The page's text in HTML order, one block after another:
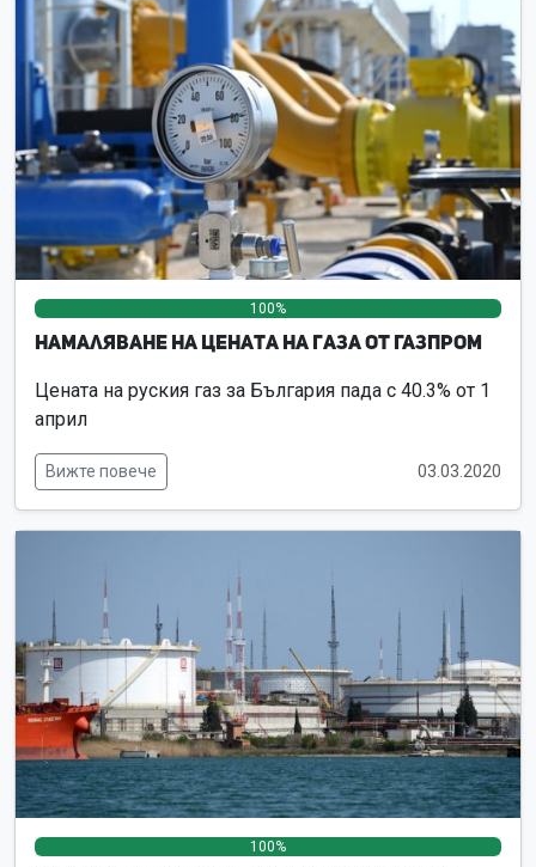
100%
Намаляване на цената на газа от Газпром
Цената на руския газ за България пада с 40.3% от 1
април
Вижте повече 03.03.2020
100%